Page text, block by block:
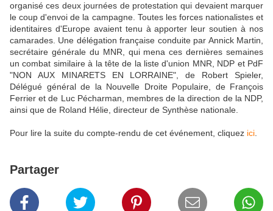
organisé ces deux journées de protestation qui devaient marquer
le coup d'envoi de la campagne. Toutes les forces nationalistes et
identitaires d'Europe avaient tenu à apporter leur soutien à nos
camarades. Une délégation française conduite par Annick Martin,
secrétaire générale du MNR, qui mena ces dernières semaines
un combat similaire à la tête de la liste d'union MNR, NDP et PdF
"NON AUX MINARETS EN LORRAINE", de Robert Spieler,
Délégué général de la Nouvelle Droite Populaire, de François
Ferrier et de Luc Pécharman, membres de la direction de la NDP,
ainsi que de Roland Hélie, directeur de Synthèse nationale.
Pour lire la suite du compte-rendu de cet événement, cliquez ici
Partager